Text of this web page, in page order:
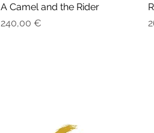
Aperçu rapide
A Camel and the Rider
Prix
240,00 €